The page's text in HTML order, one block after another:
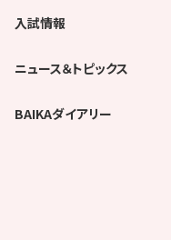
入試情報
ニュース＆トピックス
BAIKAダイアリー